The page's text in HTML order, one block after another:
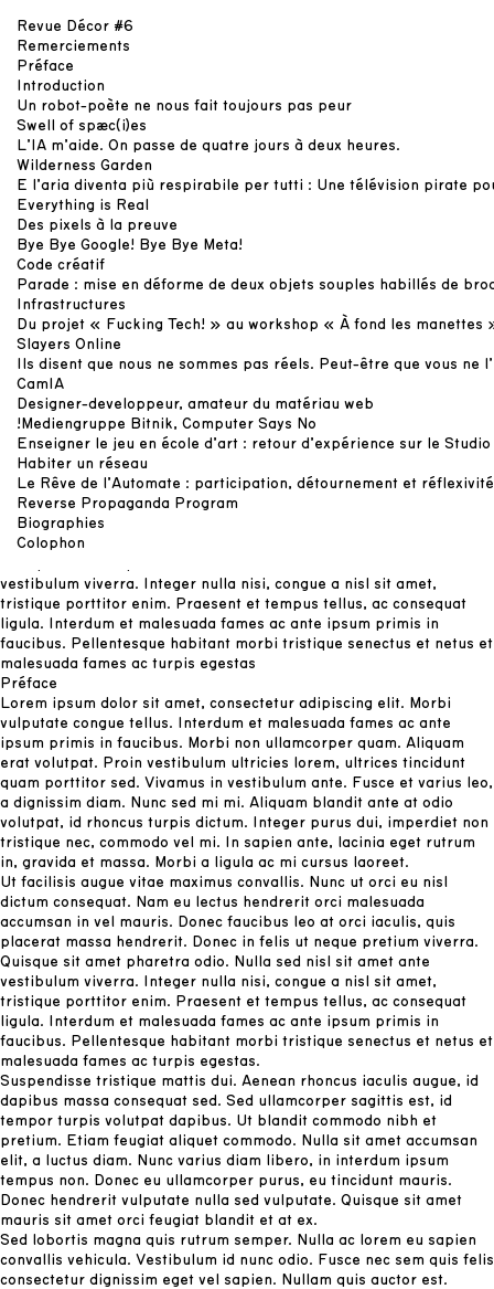
Revue Décor #6
Remerciements
Préface
Introduction
Un robot-poète ne nous fait toujours pas peur
Swell of spæc(i)es
L’IA m’aide. On passe de quatre jours à deux heures.
Wilderness Garden
E l’aria diventa più respirabile per tutti : Une télévision pirate
Everything is Real
Des pixels à la preuve
Bye Bye Google! Bye Bye Meta!
Code créatif
Parade : mise en déforme de deux objets souples habillés de
Infrastructures
Du projet « Fucking Tech! » au workshop « À fond les manettes
Slayers Online
Ils disent que nous ne sommes pas réels. Peut-être que vous ne
CamIA
Designer-developpeur, amateur du matériau web
!Mediengruppe Bitnik, Computer Says No
Enseigner le jeu en école d’art : retour d’expérience sur le
Habiter un réseau
Le Rêve de l’Automate : participation, détournement et réflexivité
Reverse Propaganda Program
Biographies
Colophon
Remerciements
Lorem ipsum dolor sit amet, consectetur adipiscing elit. Morbi
vulputate congue tellus. Interdum et malesuada fames ac ante
ipsum primis in faucibus. Morbi non ullamcorper quam. Aliquam
erat volutpat. Proin vestibulum ultricies lorem, ultrices tincidunt
quam porttitor sed. Vivamus in vestibulum ante. Fusce et varius leo,
a dignissim diam. Nunc sed mi mi. Aliquam blandit ante at odio
volutpat, id rhoncus turpis dictum. Integer purus dui, imperdiet non
tristique nec, commodo vel mi. In sapien ante, lacinia eget rutrum
in, gravida et massa. Morbi a ligula ac mi cursus laoreet.
Ut facilisis augue vitae maximus convallis. Nunc ut orci eu nisl
dictum consequat. Nam eu lectus hendrerit orci malesuada
accumsan in vel mauris. Donec faucibus leo at orci iaculis, quis
placerat massa hendrerit. Donec in felis ut neque pretium viverra.
vestibulum viverra. Integer nulla nisi, congue a nisl sit amet,
tristique porttitor enim. Praesent et tempus tellus, ac consequat
ligula. Interdum et malesuada fames ac ante ipsum primis in
faucibus. Pellentesque habitant morbi tristique senectus et netus et
malesuada fames ac turpis egestas
Préface
Lorem ipsum dolor sit amet, consectetur adipiscing elit. Morbi
vulputate congue tellus. Interdum et malesuada fames ac ante
ipsum primis in faucibus. Morbi non ullamcorper quam. Aliquam
erat volutpat. Proin vestibulum ultricies lorem, ultrices tincidunt
quam porttitor sed. Vivamus in vestibulum ante. Fusce et varius leo,
a dignissim diam. Nunc sed mi mi. Aliquam blandit ante at odio
volutpat, id rhoncus turpis dictum. Integer purus dui, imperdiet non
tristique nec, commodo vel mi. In sapien ante, lacinia eget rutrum
in, gravida et massa. Morbi a ligula ac mi cursus laoreet.
Ut facilisis augue vitae maximus convallis. Nunc ut orci eu nisl
dictum consequat. Nam eu lectus hendrerit orci malesuada
accumsan in vel mauris. Donec faucibus leo at orci iaculis, quis
placerat massa hendrerit. Donec in felis ut neque pretium viverra.
Quisque sit amet pharetra odio. Nulla sed nisl sit amet ante
vestibulum viverra. Integer nulla nisi, congue a nisl sit amet,
tristique porttitor enim. Praesent et tempus tellus, ac consequat
ligula. Interdum et malesuada fames ac ante ipsum primis in
faucibus. Pellentesque habitant morbi tristique senectus et netus et
malesuada fames ac turpis egestas.
Suspendisse tristique mattis dui. Aenean rhoncus iaculis augue, id
dapibus massa consequat sed. Sed ullamcorper sagittis est, id
tempor turpis volutpat dapibus. Ut blandit commodo nibh et
pretium. Etiam feugiat aliquet commodo. Nulla sit amet accumsan
elit, a luctus diam. Nunc varius diam libero, in interdum ipsum
tempus non. Donec eu ullamcorper purus, eu tincidunt mauris.
Donec hendrerit vulputate nulla sed vulputate. Quisque sit amet
mauris sit amet orci feugiat blandit et at ex.
Sed lobortis magna quis rutrum semper. Nulla ac lorem eu sapien
convallis vehicula. Vestibulum id nunc odio. Fusce nec sem quis felis
consectetur dignissim eget vel sapien. Nullam quis auctor est.